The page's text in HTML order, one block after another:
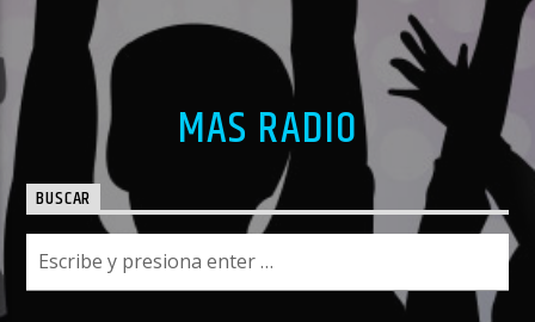
MAS RADIO
BUSCAR